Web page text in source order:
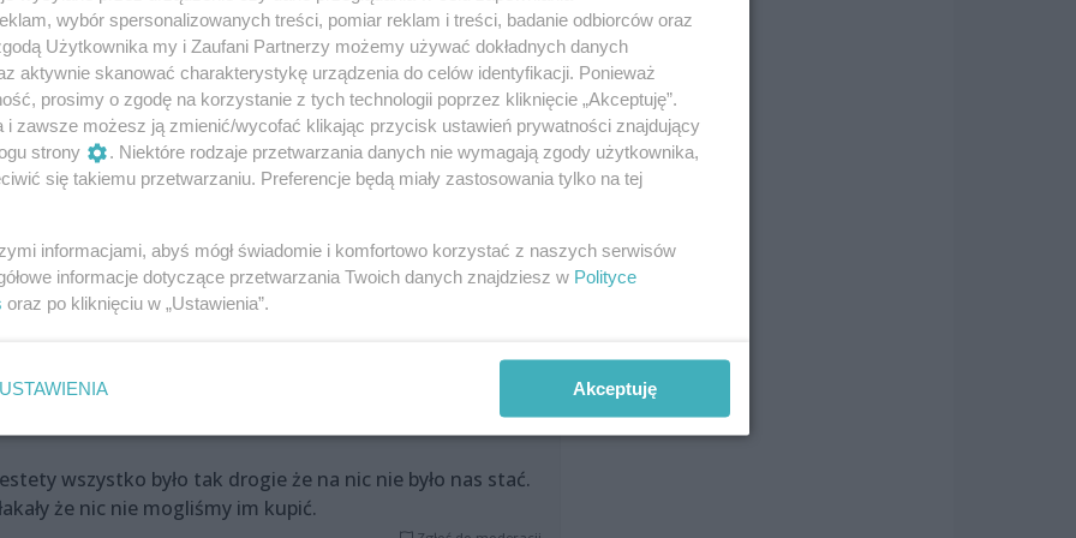
Zgłoś do moderacji
w innych sklepach,tak samo wędlina. Schab leży dwa
Zgłoś do moderacji
fura zatarasuje tory tramwajowe. Proponuję
miejskiej , albo zagrozić zamknięciem tego burdeliku
wszystko było tak drogie że na nic nie było nas stać.
że nic nie mogliśmy im kupić.
wybór spersonalizowanych treści, pomiar reklam i treści, badanie odbiorców oraz
Użytkownika my i Zaufani Partnerzy możemy używać dokładnych danych
aktywnie skanować charakterystykę urządzenia do celów identyfikacji. Ponieważ
prosimy o zgodę na korzystanie z tych technologii poprzez kliknięcie „Akceptuję”.
i zawsze możesz ją zmienić/wycofać klikając przycisk ustawień prywatności znajdujący
strony
. Niektóre rodzaje przetwarzania danych nie wymagają zgody użytkownika,
się takiemu przetwarzaniu. Preferencje będą miały zastosowania tylko na tej
informacjami, abyś mógł świadomie i komfortowo korzystać z naszych serwisów
informacje dotyczące przetwarzania Twoich danych znajdziesz w Polityce
oraz po kliknięciu w „Ustawienia”.
USTAWIENIA Akceptuję